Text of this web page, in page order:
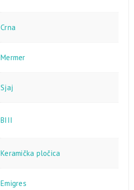
Crna
Mermer
Sjaj
BIII
Keramička pločica
Emigres